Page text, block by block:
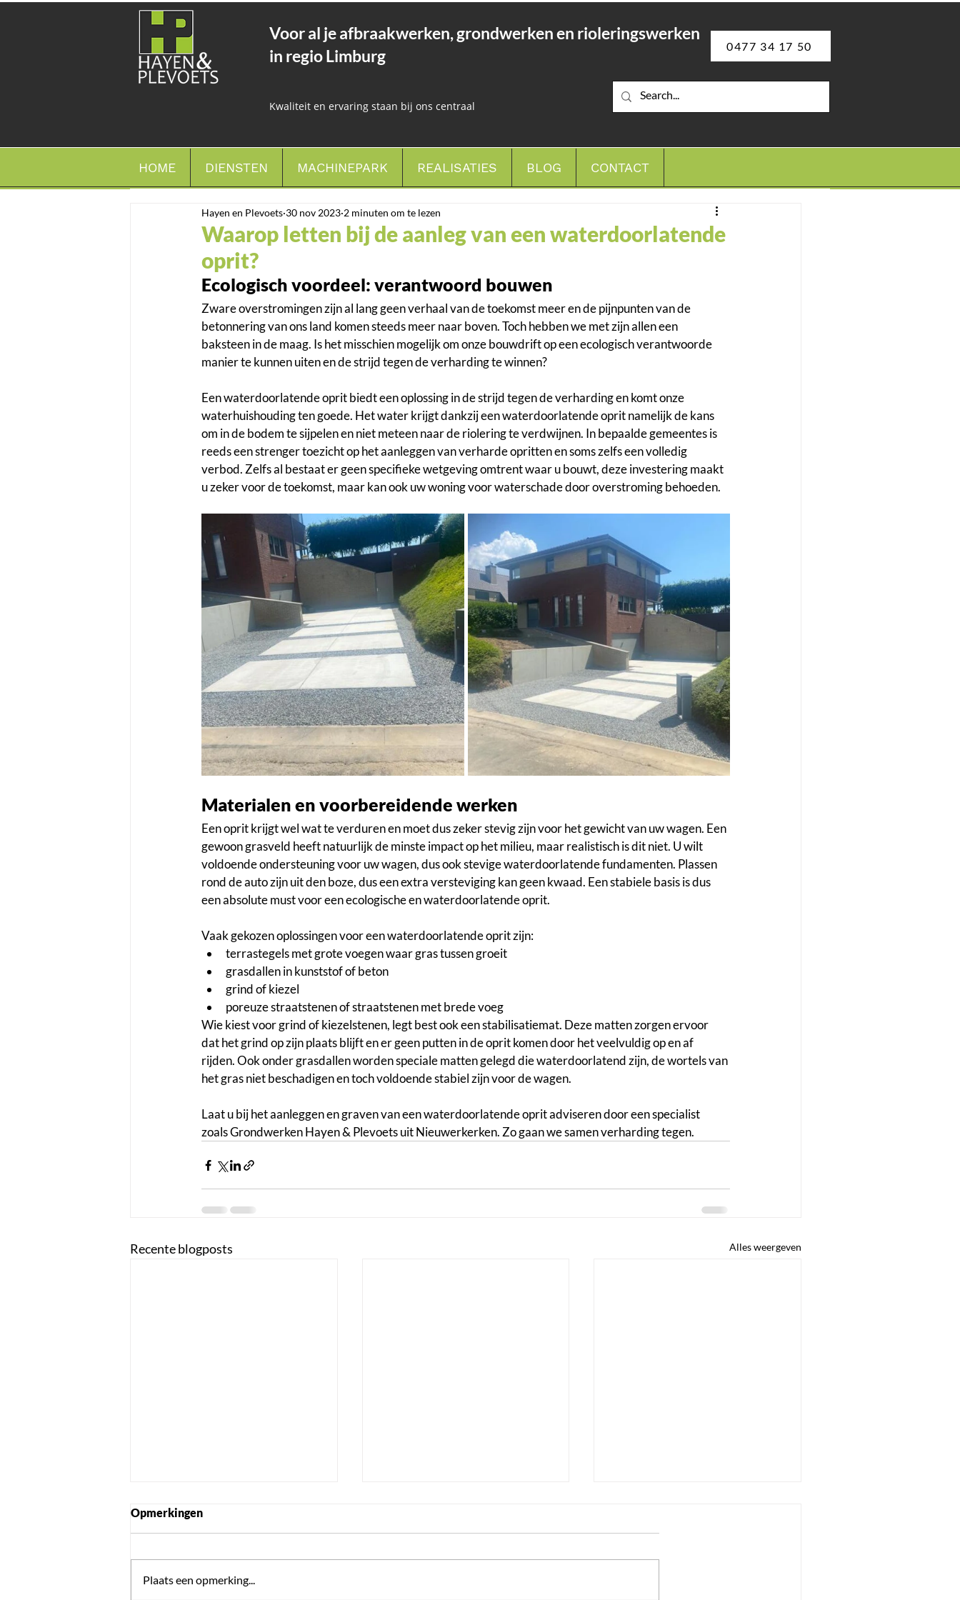
Voor al je afbraakwerken, grondwerken en rioleringswerken
in regio Limburg
0477 34 17 50
Kwaliteit en ervaring staan bij ons centraal
HOME DIENSTEN MACHINEPARK REALISATIES BLOG CONTACT
Waarop letten bij de aanleg van een waterdoorlatende
oprit?
Hayen en Plevoets 30 nov 2023 2 minuten om te lezen
Ecologisch voordeel: verantwoord bouwen
Zware overstromingen zijn al lang geen verhaal van de toekomst meer en de pijnpunten van de
betonnering van ons land komen steeds meer naar boven. Toch hebben we met zijn allen een
baksteen in de maag. Is het misschien mogelijk om onze bouwdrift op een ecologisch verantwoorde
manier te kunnen uiten en de strijd tegen de verharding te winnen?
Een waterdoorlatende oprit biedt een oplossing in de strijd tegen de verharding en komt onze
waterhuishouding ten goede. Het water krijgt dankzij een waterdoorlatende oprit namelijk de kans
om in de bodem te sijpelen en niet meteen naar de riolering te verdwijnen. In bepaalde gemeentes is
reeds een strenger toezicht op het aanleggen van verharde opritten en soms zelfs een volledig
verbod. Zelfs al bestaat er geen specifieke wetgeving omtrent waar u bouwt, deze investering maakt
u zeker voor de toekomst, maar kan ook uw woning voor waterschade door overstroming behoeden.
Materialen en voorbereidende werken
Een oprit krijgt wel wat te verduren en moet dus zeker stevig zijn voor het gewicht van uw wagen. Een
gewoon grasveld heeft natuurlijk de minste impact op het milieu, maar realistisch is dit niet. U wilt
voldoende ondersteuning voor uw wagen, dus ook stevige waterdoorlatende fundamenten. Plassen
rond de auto zijn uit den boze, dus een extra versteviging kan geen kwaad. Een stabiele basis is dus
een absolute must voor een ecologische en waterdoorlatende oprit.
Vaak gekozen oplossingen voor een waterdoorlatende oprit zijn:
terrastegels met grote voegen waar gras tussen groeit
grasdallen in kunststof of beton
grind of kiezel
poreuze straatstenen of straatstenen met brede voeg
Wie kiest voor grind of kiezelstenen, legt best ook een stabilisatiemat. Deze matten zorgen ervoor
dat het grind op zijn plaats blijft en er geen putten in de oprit komen door het veelvuldig op en af
rijden. Ook onder grasdallen worden speciale matten gelegd die waterdoorlatend zijn, de wortels van
het gras niet beschadigen en toch voldoende stabiel zijn voor de wagen.
Laat u bij het aanleggen en graven van een waterdoorlatende oprit adviseren door een specialist
zoals Grondwerken Hayen & Plevoets uit Nieuwerkerken. Zo gaan we samen verharding tegen.
Recente blogposts Alles weergeven
Opmerkingen
Plaats een opmerking...